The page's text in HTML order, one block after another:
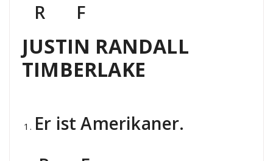
R F
JUSTIN RANDALL
TIMBERLAKE
Er ist Amerikaner.